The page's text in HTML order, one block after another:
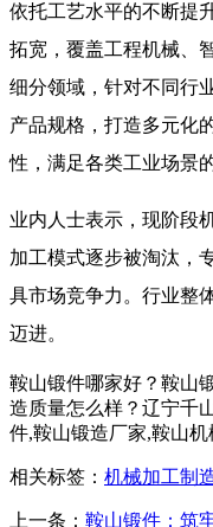
依托工艺水平的不断提
拓宽，覆盖工程机械、
细分领域，针对不同行
产品规格，打造多元化
性，满足各类工业场景
业内人士表示，现阶段
加工模式逐步被淘汰，
具市场竞争力。行业整
迈进。
鞍山锻件哪家好？鞍山
造质量怎么样？辽宁千
件,鞍山锻造厂家,鞍山机
相关标签： 机械加工制
上一条： 鞍山锻件：筑